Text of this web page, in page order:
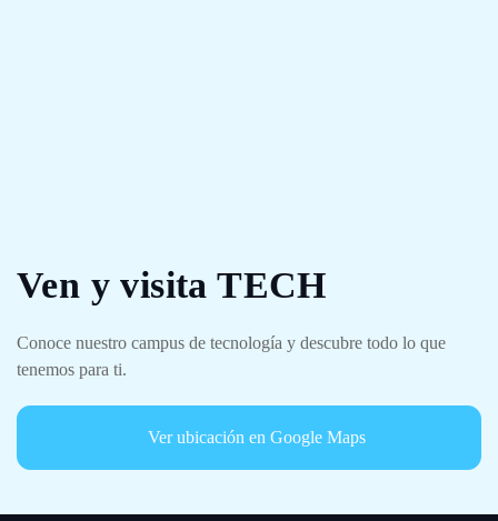
Ven y visita TECH
Conoce nuestro campus de tecnología y descubre todo lo que
tenemos para ti.
Ver ubicación en Google Maps